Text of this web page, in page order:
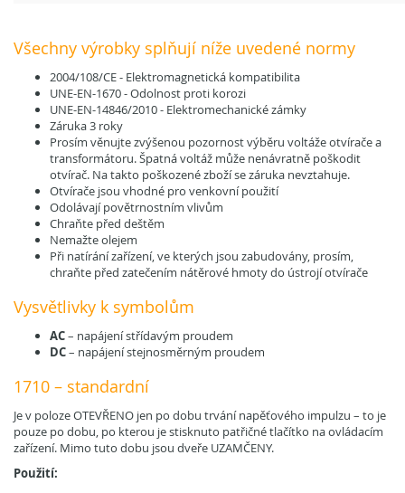
Všechny výrobky splňují níže uvedené normy
2004/108/CE - Elektromagnetická kompatibilita
UNE-EN-1670 - Odolnost proti korozi
UNE-EN-14846/2010 - Elektromechanické zámky
Záruka 3 roky
Prosím věnujte zvýšenou pozornost výběru voltáže otvírače a
transformátoru. Špatná voltáž může nenávratně poškodit
otvírač. Na takto poškozené zboží se záruka nevztahuje.
Otvírače jsou vhodné pro venkovní použití
Odolávají povětrnostním vlivům
Chraňte před deštěm
Nemažte olejem
Při natírání zařízení, ve kterých jsou zabudovány, prosím,
chraňte před zatečením nátěrové hmoty do ústrojí otvírače
Vysvětlivky k symbolům
AC– napájení střídavým proudem
DC– napájení stejnosměrným proudem
1710 – standardní
Je v poloze OTEVŘENO jen po dobu trvání napěťového impulzu – to je
pouze po dobu, po kterou je stisknuto patřičné tlačítko na ovládacím
zařízení. Mimo tuto dobu jsou dveře UZAMČENY.
Použití: